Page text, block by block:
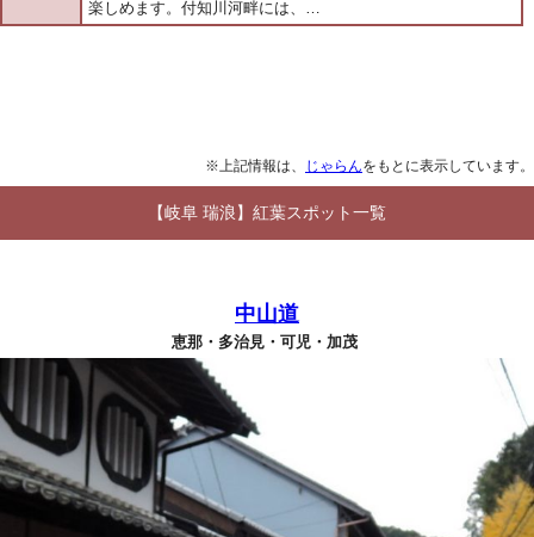
楽しめます。付知川河畔には、…
※上記情報は、 じゃらんをもとに表示しています。
【岐阜 瑞浪】紅葉スポット一覧
中山道
恵那・多治見・可児・加茂